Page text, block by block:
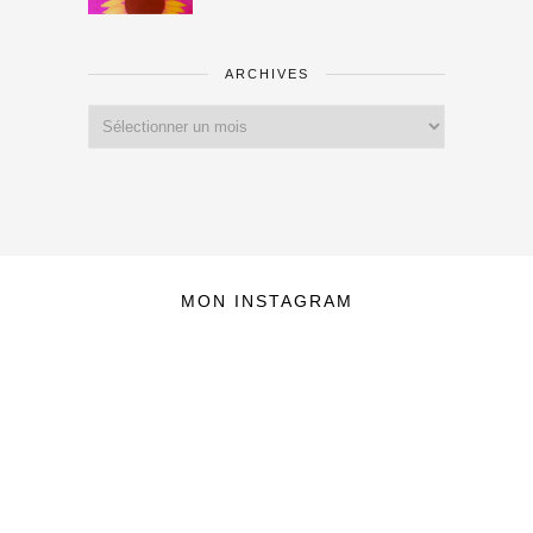
ARCHIVES
MON INSTAGRAM